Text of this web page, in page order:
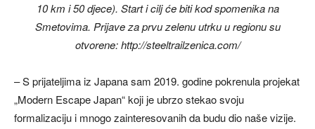
10 km i 50 djece). Start i cilj će biti kod spomenika na
Smetovima. Prijave za prvu zelenu utrku u regionu su
otvorene: http://steeltrailzenica.com/
– S prijateljima iz Japana sam 2019. godine pokrenula projekat
„Modern Escape Japan“ koji je ubrzo stekao svoju
formalizaciju i mnogo zainteresovanih da budu dio naše vizije.